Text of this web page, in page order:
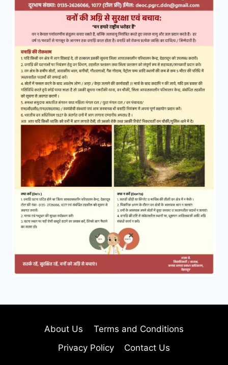
About Us
Terms and Conditions
Privacy Policy
Contact Us